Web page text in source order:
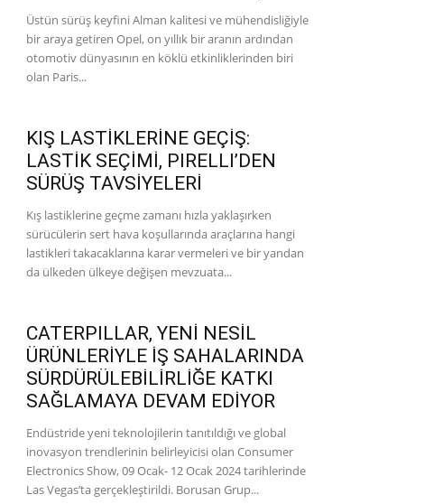
Üstün sürüş keyfini Alman kalitesi ve mühendisliğiyle
bir araya getiren Opel, on yıllık bir aranın ardından
otomotiv dünyasının en köklü etkinliklerinden biri
olan Paris...
KIŞ LASTİKLERİNE GEÇİŞ:
LASTİK SEÇİMİ, PIRELLI’DEN
SÜRÜŞ TAVSİYELERİ
Kış lastiklerine geçme zamanı hızla yaklaşırken
sürücülerin sert hava koşullarında araçlarına hangi
lastikleri takacaklarına karar vermeleri ve bir yandan
da ülkeden ülkeye değişen mevzuata...
CATERPILLAR, YENİ NESİL
ÜRÜNLERİYLE İŞ SAHALARINDA
SÜRDÜRÜLEBİLİRLİĞE KATKI
SAĞLAMAYA DEVAM EDİYOR
Endüstride yeni teknolojilerin tanıtıldığı ve global
inovasyon trendlerinin belirleyicisi olan Consumer
Electronics Show, 09 Ocak- 12 Ocak 2024 tarihlerinde
Las Vegas’ta gerçekleştirildi. Borusan Grup...